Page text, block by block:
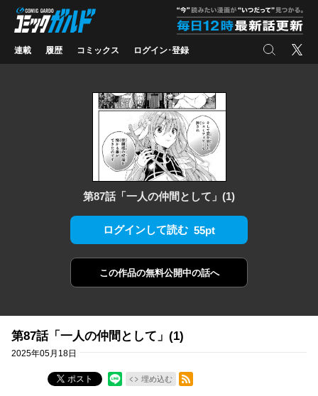
コミックガルド
連載 履歴 コミックス ログイン･登録 検索 X
第87話「一人の仲間として」(1)
ログインして読む 55pt
この作品の無料公開中の話へ
第87話「一人の仲間として」(1)
2025年05月18日
ポスト 埋め込む
RSSフィード